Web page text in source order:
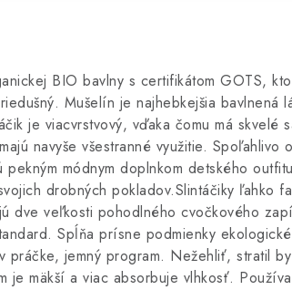
BIO bavlny s certifikátom GOTS,
Mušelín je najhebkejšia bavlnená
je viacvrstvový, vďaka čomu má skvelé
navyše všestranné využitie. Spoľahlivo
módnym doplnkom detského
drobných pokladov.Slintáčiky ľahko
dve veľkosti pohodlného cvočkového
Spĺňa prísne podmienky
jemný program. Nežehliť, stratil
mäkší a viac absorbuje vlhkosť.